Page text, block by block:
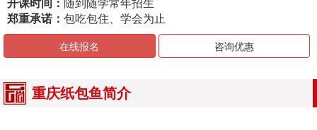
开课时间： 随到随学常年招生
郑重承诺： 包吃包住、学会为止
在线报名 咨询优惠
重庆纸包鱼简介